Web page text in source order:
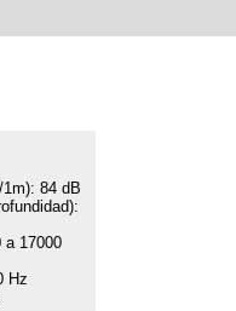
84 dB
a 17000
Hz